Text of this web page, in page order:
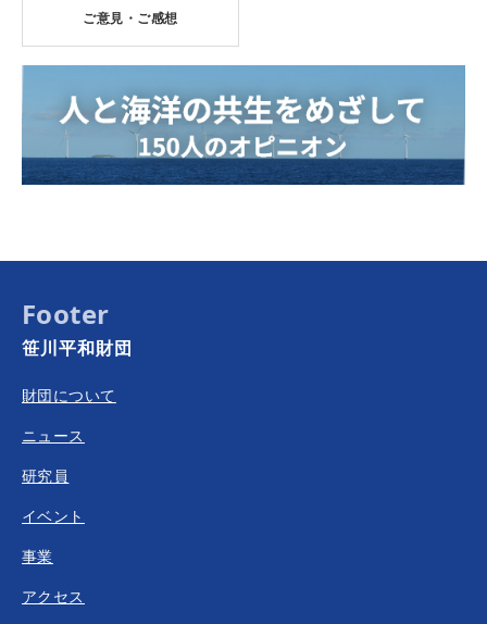
ご意見・ご感想
Footer
笹川平和財団
財団について
ニュース
研究員
イベント
事業
アクセス